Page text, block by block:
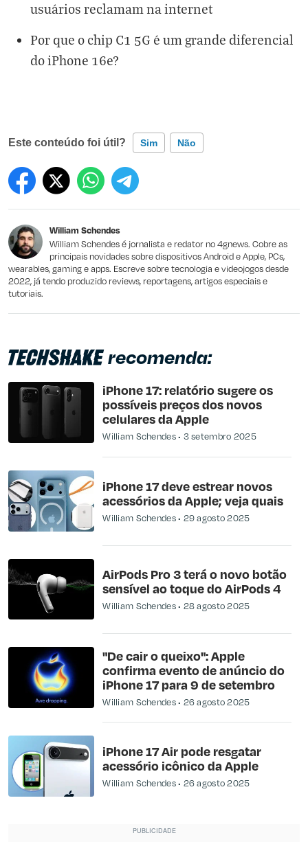
usuários reclamam na internet
Por que o chip C1 5G é um grande diferencial
do iPhone 16e?
Este conteúdo foi útil? Sim Não
Este conteúdo contém informação incorreta
Outro
William Schendes
William Schendes é jornalista e redator no 4gnews. Cobre as
principais novidades sobre dispositivos Android e Apple, PCs,
wearables, gaming e apps. Escreve sobre tecnologia e videojogos desde
2022, já tendo produzido reviews, reportagens, artigos especiais e
tutoriais.
recomenda:
iPhone 17: relatório sugere os
possíveis preços dos novos
celulares da Apple
William Schendes 3 setembro 2025
iPhone 17 deve estrear novos
acessórios da Apple; veja quais
William Schendes 29 agosto 2025
AirPods Pro 3 terá o novo botão
sensível ao toque do AirPods 4
William Schendes 28 agosto 2025
"De cair o queixo": Apple
confirma evento de anúncio do
iPhone 17 para 9 de setembro
William Schendes 26 agosto 2025
iPhone 17 Air pode resgatar
acessório icônico da Apple
William Schendes 26 agosto 2025